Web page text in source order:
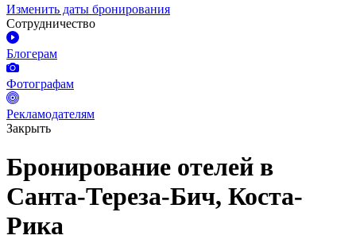
Изменить даты бронирования
Сотрудничество
Блогерам
Фотографам
Рекламодателям
Закрыть
Бронирование отелей в
Санта-Тереза-Бич, Коста-
Рика